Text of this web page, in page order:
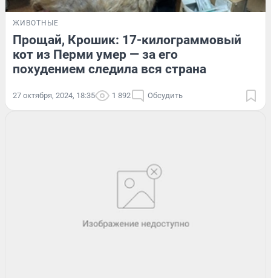
ЖИВОТНЫЕ
Прощай, Крошик: 17-килограммовый
кот из Перми умер — за его
похудением следила вся страна
27 октября, 2024, 18:35 1 892 Обсудить